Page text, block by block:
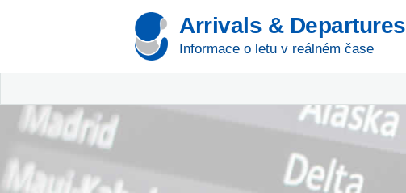
Arrivals & Departures
Informace o letu v reálném čase